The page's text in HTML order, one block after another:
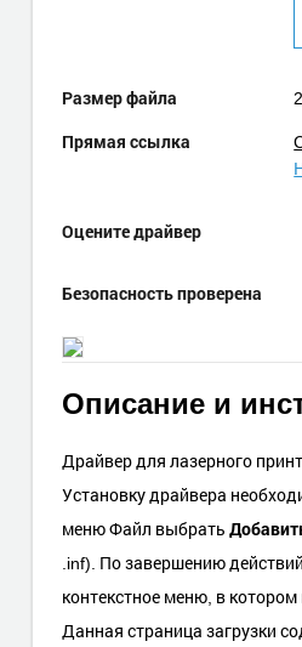
Размер файла
Прямая ссылка
Оцените драйвер
Безопасность проверена
Описание и
Драйвер для лазерного
Установку драйвера
меню Файл выбрать
.inf). По завершению
контекстное меню, в
Данная страница загрузки